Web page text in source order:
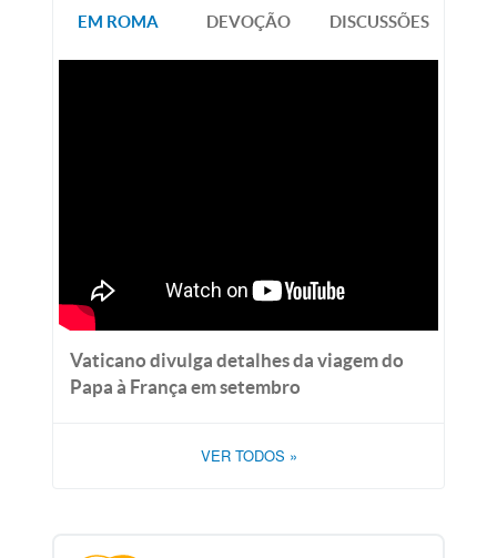
EM ROMA DEVOÇÃO DISCUSSÕES
Vaticano divulga detalhes da viagem do
Papa à França em setembro
VER TODOS »